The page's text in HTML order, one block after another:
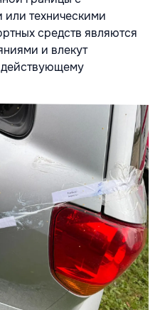
техническими
средств являются
и влекут
действующему